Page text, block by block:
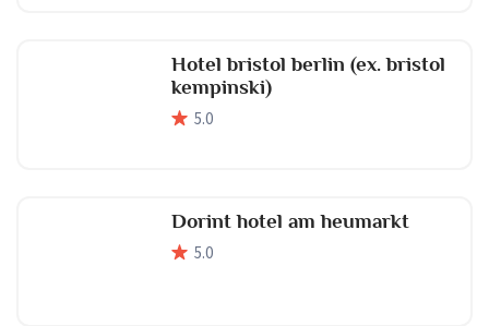
Hotel bristol berlin (ex. bristol
kempinski)
5.0
Dorint hotel am heumarkt
5.0